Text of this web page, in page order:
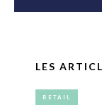
LES
RETAIL